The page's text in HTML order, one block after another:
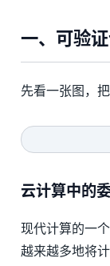
一、可验
先看一张图，
云计算中的
现代计算的一
越来越多地将